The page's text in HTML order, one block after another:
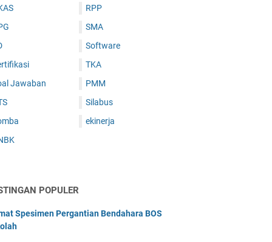
Jawaban
RPP
SMA
Software
TKA
PMM
Silabus
ekinerja
POPULER
Spesimen Pergantian Bendahara BOS